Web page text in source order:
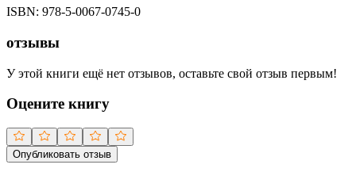
ISBN: 978-5-0067-0745-0
отзывы
У этой книги ещё нет отзывов, оставьте свой отзыв первым!
Оцените книгу
Опубликовать отзыв